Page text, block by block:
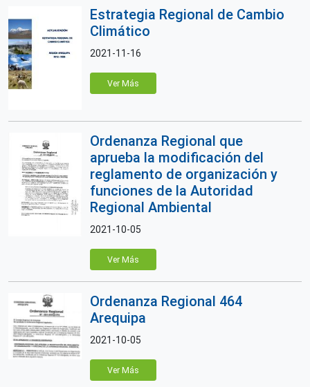
Estrategia Regional de Cambio
Climático
2021-11-16
Ver Más
Ordenanza Regional que
aprueba la modificación del
reglamento de organización y
funciones de la Autoridad
Regional Ambiental
2021-10-05
Ver Más
Ordenanza Regional 464
Arequipa
2021-10-05
Ver Más